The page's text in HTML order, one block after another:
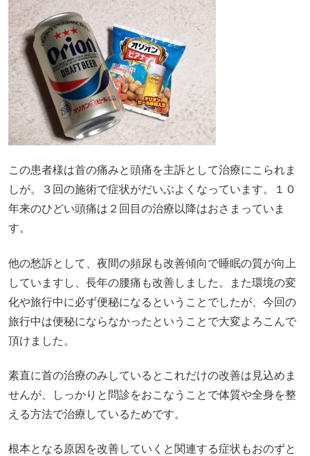
この患者様は首の痛みと頭痛を主訴として治療にこられま
しが。３回の施術で症状がだいぶよくなっています。１０
年来のひどい頭痛は２回目の治療以降はおさまっていま
す。
他の愁訴として、夜間の頻尿も改善傾向で睡眠の質が向上
していますし、長年の腰痛も改善しました。また環境の変
化や旅行中に必ず便秘になるということでしたが、今回の
旅行中は便秘にならなかったということで大変よろこんで
頂けました。
素直に首の治療のみしているとこれだけの改善は見込めま
せんが、しっかりと問診をおこなうことで体質や全身を整
える方法で治療しているためです。
根本となる原因を改善していくと関連する症状もおのずと